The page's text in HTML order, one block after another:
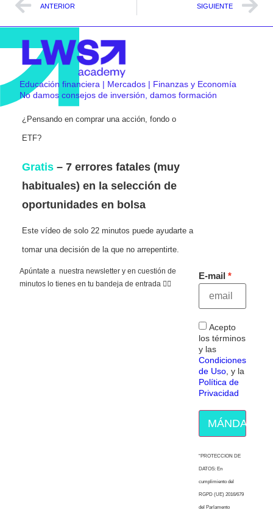
ANTERIOR SIGUIENTE
Educación financiera | Mercados | Finanzas y Economía
No damos consejos de inversión, damos formación
¿Pensando en comprar una acción, fondo o
ETF?
Gratis – 7 errores fatales (muy
habituales) en la selección de
oportunidades en bolsa
Este vídeo de solo 22 minutos puede ayudarte a
tomar una decisión de la que no arrepentirte.
Apúntate a nuestra newsletter y en cuestión de
minutos lo tienes en tu bandeja de entrada 👇🏻
E-mail
Acepto
los términos
y las
Condiciones
de Uso, y la
Política de
Privacidad
MÁNDAME
“PROTECCION DE
DATOS: En
cumplimiento del
RGPD (UE) 2016/679
del Parlamento